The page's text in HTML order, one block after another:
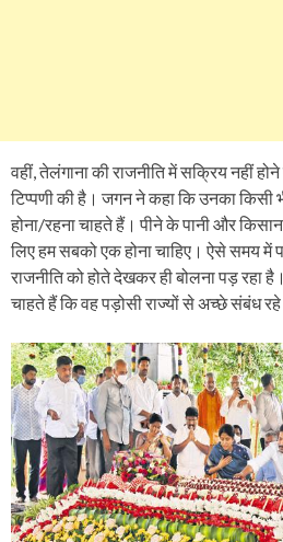
वहीं, तेलंगाना की राजनीति में सक्रिय नहीं
टिप्पणी की है। जगन ने कहा कि उनका किसी
होना/रहना चाहते हैं। पीने के पानी और
लिए हम सबको एक होना चाहिए। ऐसे समय में
राजनीति को होते देखकर ही बोलना पड़ रहा
चाहते हैं कि वह पड़ोसी राज्यों से अच्छे संबंध